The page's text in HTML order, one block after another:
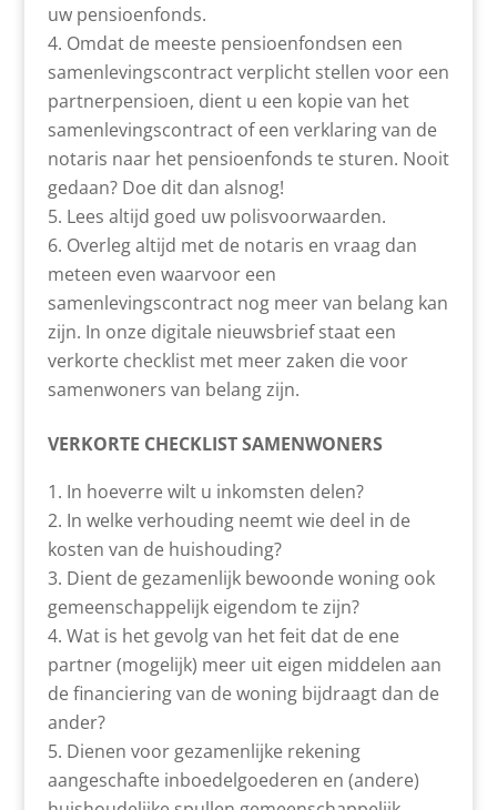
uw pensioenfonds.
Omdat de meeste pensioenfondsen een
samenlevingscontract verplicht stellen voor een
partnerpensioen, dient u een kopie van het
samenlevingscontract of een verklaring van de
notaris naar het pensioenfonds te sturen. Nooit
gedaan? Doe dit dan alsnog!
Lees altijd goed uw polisvoorwaarden.
Overleg altijd met de notaris en vraag dan
meteen even waarvoor een
samenlevingscontract nog meer van belang kan
zijn. In onze digitale nieuwsbrief staat een
verkorte checklist met meer zaken die voor
samenwoners van belang zijn.
VERKORTE CHECKLIST SAMENWONERS
In hoeverre wilt u inkomsten delen?
In welke verhouding neemt wie deel in de
kosten van de huishouding?
Dient de gezamenlijk bewoonde woning ook
gemeenschappelijk eigendom te zijn?
Wat is het gevolg van het feit dat de ene
partner (mogelijk) meer uit eigen middelen aan
de financiering van de woning bijdraagt dan de
ander?
Dienen voor gezamenlijke rekening
aangeschafte inboedelgoederen en (andere)